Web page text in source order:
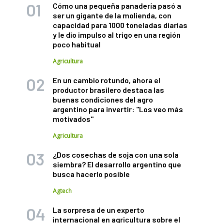
Cómo una pequeña panadería pasó a
ser un gigante de la molienda, con
capacidad para 1000 toneladas diarias
y le dio impulso al trigo en una región
poco habitual
Agricultura
En un cambio rotundo, ahora el
productor brasilero destaca las
buenas condiciones del agro
argentino para invertir: "Los veo más
motivados"
Agricultura
¿Dos cosechas de soja con una sola
siembra? El desarrollo argentino que
busca hacerlo posible
Agtech
La sorpresa de un experto
internacional en agricultura sobre el